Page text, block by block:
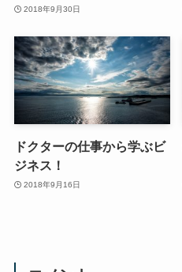
2018年9月30日
ドクターの仕事から学ぶビ
ジネス！
2018年9月16日